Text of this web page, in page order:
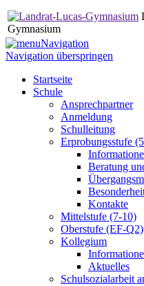
Gymnasium
Navigation
Navigation überspringen
Startseite
Schule
Ansprechpartner
Anmeldung
Schulleitung
Erprobungsstufe
Beratung
Kontakte
Mittelstufe (7-10)
Oberstufe (EF-Q2)
Kollegium
Aktuelles
Schulsozialarbeit